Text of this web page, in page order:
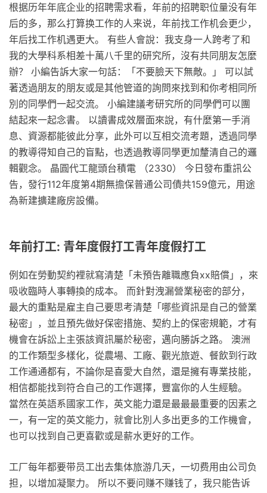
根据历年年底企业的招聘需求看，年前的招聘职位量没有年
后的多，那么打算换工作的人来说，年前找工作机会更少，
年后找工作机遇更大。 有些人會說：我支身一人跨考了和
我的大學科系相差十萬八千里的研究所，沒有共同朋友怎麼
辦？ 小編告訴大家一句話：「不要臉天下無敵。」 可以試
著透過朋友的朋友或是其他管道的詢問來找到和你考相同所
別的同學們一起交流。 小編建議考研究所的同學們可以團
結起來一起念書。 以讀書成效層面來說，有什麼第一手消
息、資源都能彼此分享，此外可以互相交流考題，透過同學
的教導得知自己的盲點，也透過教導同學更加釐清自己的邏
輯觀念。 晶圓代工龍頭台積電 （2330） 今日發布重訊公
告，發行112年度第4期無擔保普通公司債共159億元，用途
為新建擴建廠房設備。
年前打工: 青年度假打工青年度假打工
例如在勞動契約裡就寫清楚「未預告離職應負xx賠償」，來
吸收臨時人事轉換的成本。 而針對洩漏營業秘密的部分，
最大的重點是雇主自己要思考清楚「哪些資訊是自己的營業
秘密」，並且預先做好保密措施、契約上的保密規範，才有
機會在訴訟上主張該資訊屬於秘密，邁向勝訴之路。 澳洲
的工作類型多樣化，從農場、工廠、觀光旅遊、餐飲到行政
工作通通都有，不論你是喜愛大自然，還是擁有專業技能，
相信都能找到符合自己的工作選擇，豐富你的人生經驗。
當然在英語系國家工作，英文能力還是最最最重要的因素之
一，有一定的英文能力，就會比別人多出更多的工作機會，
也可以找到自己更喜歡或是薪水更好的工作。
工厂每年都要带员工出去集体旅游几天，一切费用由公司负
担，以增加凝聚力。 所以不要问赚不赚钱了，我只能告诉